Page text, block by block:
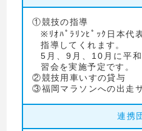
①競技の指導
※ﾘｵﾊﾟﾗﾘﾝﾋﾟｯｸ日本代
指導してくれます。
5月、9月、10月に平
習会を実施予定です。
②競技用車いすの貸与
③福岡マラソンへの出走
連携